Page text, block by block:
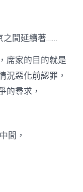
之間延續著……
席家的目的就是
況惡化前認罪，
的尋求，
間，